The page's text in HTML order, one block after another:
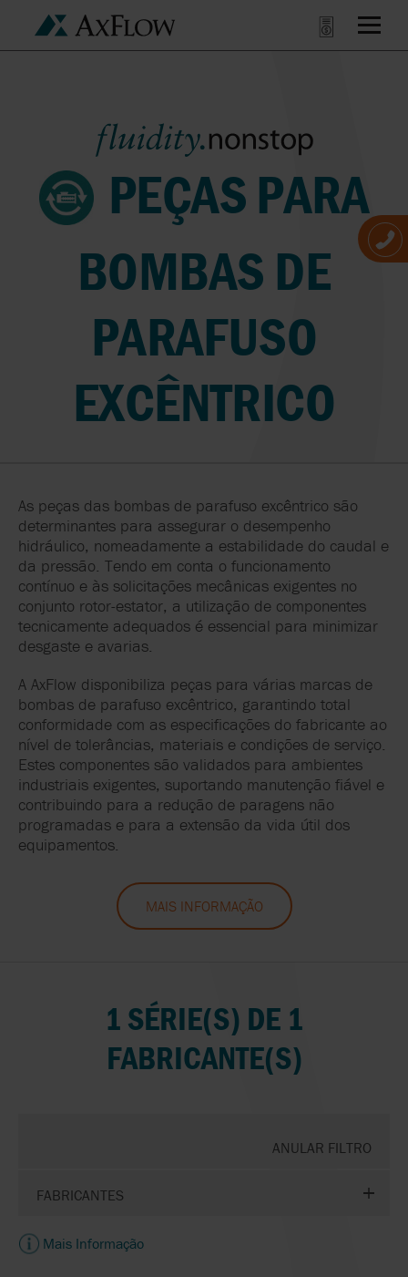
PEÇAS PARA
BOMBAS DE
PARAFUSO
EXCÊNTRICO
As peças das bombas de parafuso excêntrico são
determinantes para assegurar o desempenho
hidráulico, nomeadamente a estabilidade do caudal e
da pressão. Tendo em conta o funcionamento
contínuo e às solicitações mecânicas exigentes no
conjunto rotor-estator, a utilização de componentes
tecnicamente adequados é essencial para minimizar
desgaste e avarias.
A AxFlow disponibiliza peças para várias marcas de
bombas de parafuso excêntrico, garantindo total
conformidade com as especificações do fabricante ao
nível de tolerâncias, materiais e condições de serviço.
Estes componentes são validados para ambientes
industriais exigentes, suportando manutenção fiável e
contribuindo para a redução de paragens não
programadas e para a extensão da vida útil dos
equipamentos.
MAIS INFORMAÇÃO
1 SÉRIE(S) DE 1
FABRICANTE(S)
ANULAR FILTRO
FABRICANTES
Mais Informação